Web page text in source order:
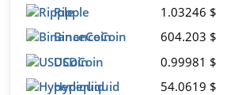
Ripple 1.03246 $
BinanceCoin 604.203 $
USDCoin 0.99981 $
Hyperliquid 54.0619 $